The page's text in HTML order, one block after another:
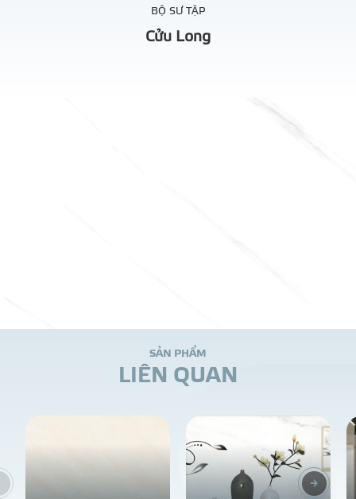
BỘ SƯ TẬP
Cửu Long
SẢN PHẨM
LIÊN QUAN